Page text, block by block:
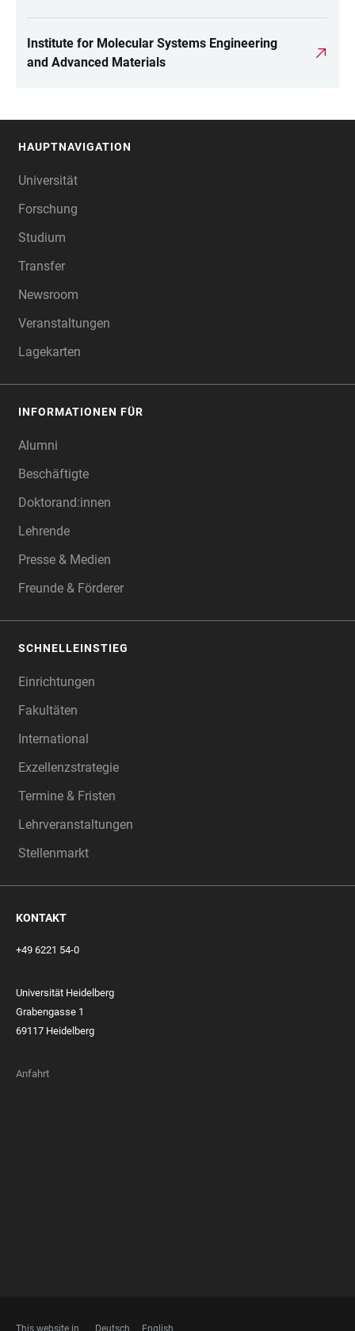
Institute for Molecular Systems Engineering
and Advanced Materials
HAUPTNAVIGATION
Universität
Forschung
Studium
Transfer
Newsroom
Veranstaltungen
Lagekarten
INFORMATIONEN FÜR
Alumni
Beschäftigte
Doktorand:innen
Lehrende
Presse & Medien
Freunde & Förderer
SCHNELLEINSTIEG
Einrichtungen
Fakultäten
International
Exzellenzstrategie
Termine & Fristen
Lehrveranstaltungen
Stellenmarkt
KONTAKT
+49 6221 54-0
Universität Heidelberg
Grabengasse 1
69117 Heidelberg
Anfahrt
This website in Deutsch English